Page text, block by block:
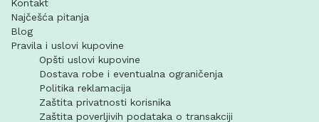
Kontakt
Najčešća pitanja
Blog
Pravila i uslovi kupovine
Opšti uslovi kupovine
Dostava robe i eventualna ograničenja
Politika reklamacija
Zaštita privatnosti korisnika
Zaštita poverljivih podataka o transakciji